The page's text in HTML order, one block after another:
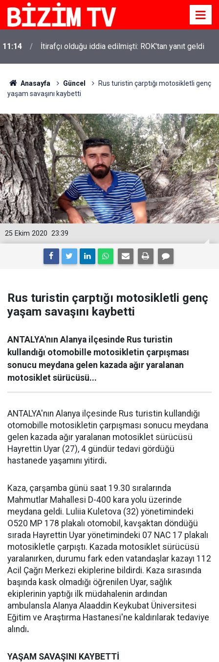
11:14 İtirafçı olduğu iddia edilmişti: ROK'tan yanıt geldi
Anasayfa Güncel
Rus turistin çarptığı motosikletli genç
yaşam savaşını kaybetti
23:39
25 Ekim 2020
Rus turistin çarptığı motosikletli genç
yaşam savaşını kaybetti
ANTALYA'nın Alanya ilçesinde Rus turistin
kullandığı otomobille motosikletin çarpışması
sonucu meydana gelen kazada ağır yaralanan
motosiklet sürücüsü...
ANTALYA'nın Alanya ilçesinde Rus turistin kullandığı
otomobille motosikletin çarpışması sonucu meydana
gelen kazada ağır yaralanan motosiklet sürücüsü
Hayrettin Uyar (27), 4 gündür tedavi gördüğü
hastanede yaşamını yitirdi.
Kaza, çarşamba günü saat 19.30 sıralarında
Mahmutlar Mahallesi D-400 kara yolu üzerinde
meydana geldi. Luliia Kuletova (32) yönetimindeki
O520 MP 178 plakalı otomobil, kavşaktan döndüğü
sırada Hayrettin Uyar yönetimindeki 07 NAC 17 plakalı
motosikletle çarpıştı. Kazada motosiklet sürücüsü
yaralanırken, durumu fark eden vatandaşlar kazayı 112
Acil Çağrı Merkezi ekiplerine bildirdi. Kaza sırasında
başında kask olmadığı öğrenilen Uyar, sağlık
ekiplerinin yaptığı ilk müdahalenin ardından
ambulansla Alanya Alaaddin Keykubat Üniversitesi
Eğitim ve Araştırma Hastanesi'ne kaldırılarak tedaviye
alındı.
YAŞAM SAVAŞINI KAYBETTİ